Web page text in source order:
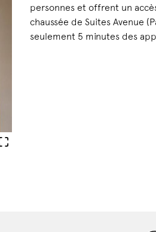
personnes et offrent un
chaussée de Suites Avenue
seulement 5 minutes des